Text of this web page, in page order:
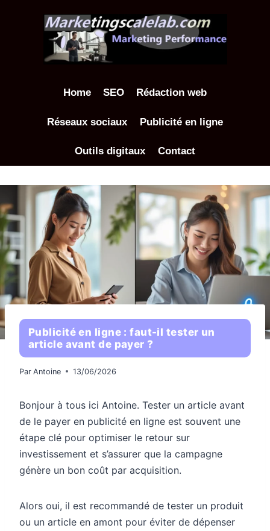
Home SEO Rédaction web
Réseaux sociaux Publicité en ligne
Outils digitaux Contact
Publicité en ligne : faut-il tester un
article avant de payer ?
Par Antoine 13/06/2026
Bonjour à tous ici Antoine. Tester un article avant
de le payer en publicité en ligne est souvent une
étape clé pour optimiser le retour sur
investissement et s’assurer que la campagne
génère un bon coût par acquisition.
Alors oui, il est recommandé de tester un produit
ou un article en amont pour éviter de dépenser